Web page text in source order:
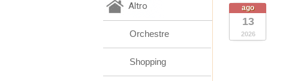
ago
13
2026
Altro
Orchestre
Shopping